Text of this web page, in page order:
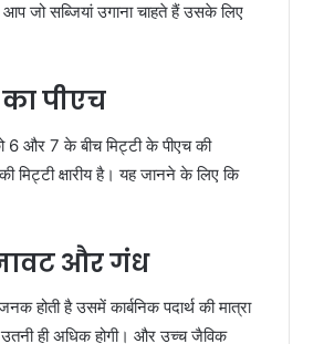
जो सब्जियां उगाना चाहते हैं उसके लिए
पीएच
और 7 के बीच मिट्टी के पीएच की
मिट्टी क्षारीय है। यह जानने के लिए कि
और गंध
है उसमें कार्बनिक पदार्थ की मात्रा
उतनी ही अधिक होगी। और उच्च जैविक